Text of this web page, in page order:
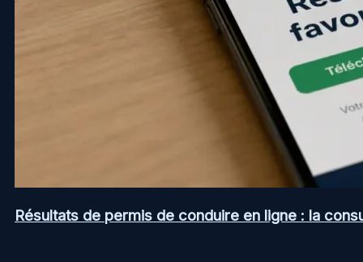
Résultats de permis de conduire en ligne : la